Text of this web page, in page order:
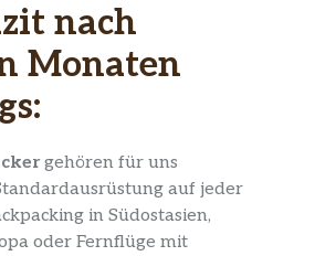
nach
Monaten
gehören für uns
auf jeder
in Südostasien,
oder Fernflüge mit